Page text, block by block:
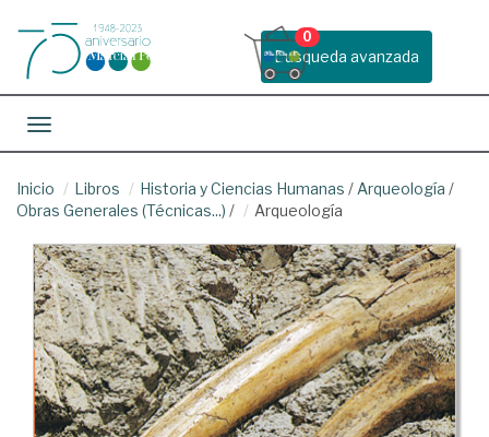
Busqueda avanzada
0
Toggle navigation
Inicio Libros Historia y Ciencias Humanas / Arqueología /
Obras Generales (Técnicas...) / Arqueología